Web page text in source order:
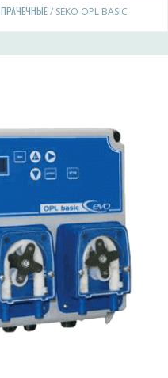
ПРАЧЕЧНЫЕ/ SEKO OPL BASIC